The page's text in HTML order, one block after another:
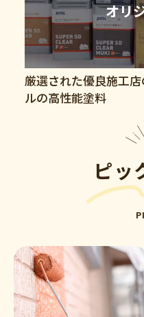
オリ
厳選された優良施工
ルの高性能塗料
ピッ